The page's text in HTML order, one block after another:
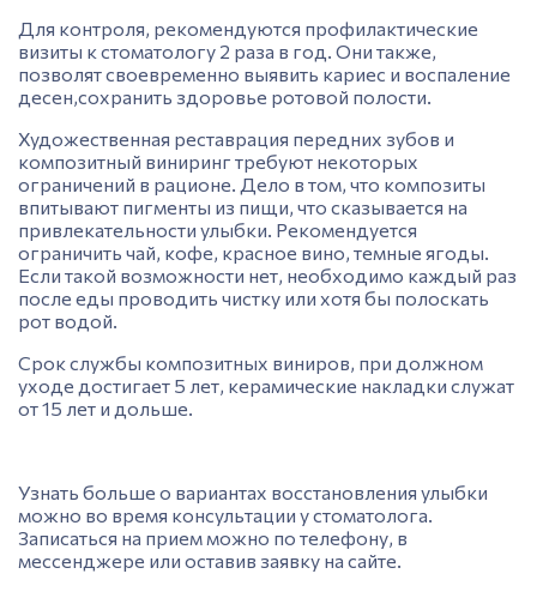
Для контроля, рекомендуются профилактические
визиты к стоматологу 2 раза в год. Они также,
позволят своевременно выявить кариес и воспаление
десен,сохранить здоровье ротовой полости.
Художественная реставрация передних зубов и
композитный виниринг требуют некоторых
ограничений в рационе. Дело в том, что композиты
впитывают пигменты из пищи, что сказывается на
привлекательности улыбки. Рекомендуется
ограничить чай, кофе, красное вино, темные ягоды.
Если такой возможности нет, необходимо каждый раз
после еды проводить чистку или хотя бы полоскать
рот водой.
Срок службы композитных виниров, при должном
уходе достигает 5 лет, керамические накладки служат
от 15 лет и дольше.
Узнать больше о вариантах восстановления улыбки
можно во время консультации у стоматолога.
Записаться на прием можно по телефону, в
мессенджере или оставив заявку на сайте.